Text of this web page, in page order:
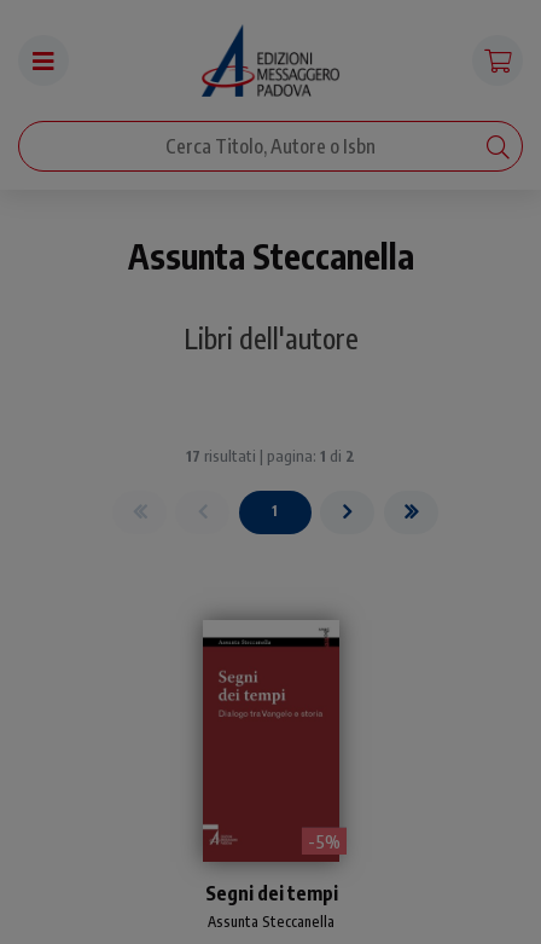
Assunta Steccanella
Libri dell'autore
17 risultati | pagina: 1 di 2
1
- 5%
tempi? Come interpretarli
per dare speranza al nostro
Segni dei tempi
Assunta Steccanella